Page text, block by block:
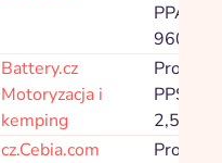
PPA 2
960,00
Battery.cz
Motoryzacja i
kemping
Prowizja
PPS
2,50 %
cz.Cebia.com
Prowizja